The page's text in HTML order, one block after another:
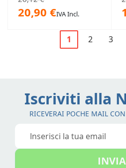
20,90 €IVA Incl.
Attualmente
la
pagina
1 Pagina
2 3
Iscriviti alla
RICEVERAI POCHE MAIL
Iscriviti
nostra
INVIA